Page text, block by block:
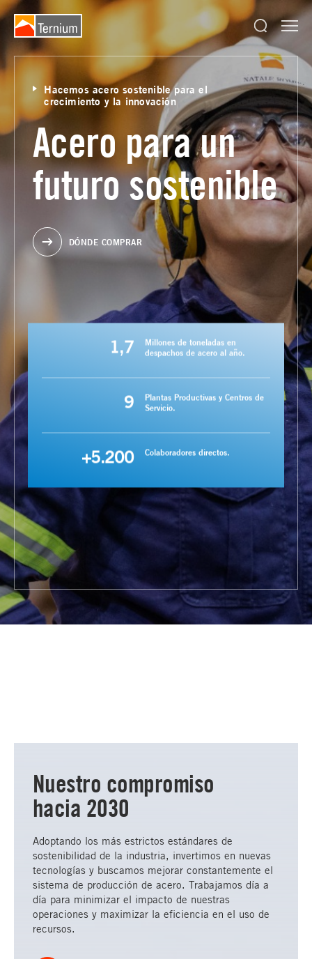
Hacemos acero sostenible para el
crecimiento y la innovación
Acero para un
futuro sostenible
DÓNDE COMPRAR
1,7
Millones de toneladas en
despachos de acero al año.
9
Plantas Productivas y Centros de
Servicio.
+5.200 Colaboradores directos.
Nuestro compromiso
hacia 2030
Adoptando los más estrictos estándares de
sostenibilidad de la industria, invertimos en nuevas
tecnologías y buscamos mejorar constantemente el
sistema de producción de acero. Trabajamos día a
día para minimizar el impacto de nuestras
operaciones y maximizar la eficiencia en el uso de
recursos.